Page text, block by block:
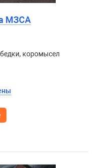
МЗСА
коромысел